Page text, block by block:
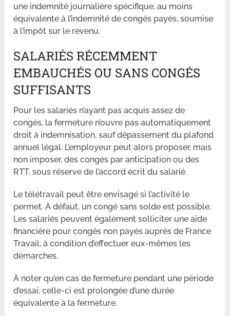
une indemnité journalière spécifique, au moins
équivalente à l’indemnité de congés payés, soumise
à l’impôt sur le revenu.
SALARIÉS RÉCEMMENT
EMBAUCHÉS OU SANS CONGÉS
SUFFISANTS
Pour les salariés n’ayant pas acquis assez de
congés, la fermeture n’ouvre pas automatiquement
droit à indemnisation, sauf dépassement du plafond
annuel légal. L’employeur peut alors proposer, mais
non imposer, des congés par anticipation ou des
RTT, sous réserve de l’accord écrit du salarié.
Le télétravail peut être envisagé si l’activité le
permet. À défaut, un congé sans solde est possible.
Les salariés peuvent également solliciter une aide
financière pour congés non payés auprès de France
Travail, à condition d’effectuer eux-mêmes les
démarches.
À noter qu’en cas de fermeture pendant une période
d’essai, celle-ci est prolongée d’une durée
équivalente à la fermeture.